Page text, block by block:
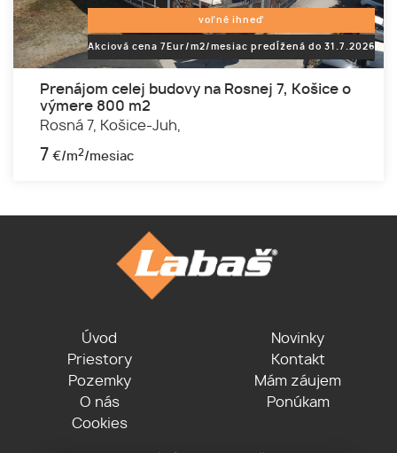
voľné ihneď
Akciová cena 7Eur/m2/mesiac predĺžená do 31.7.2026
Prenájom celej budovy na Rosnej 7, Košice o
výmere 800 m2
Rosná 7, Košice-Juh,
7 €/m2/mesiac
Úvod
Priestory
Pozemky
O nás
Cookies
Novinky
Kontakt
Mám záujem
Ponúkam